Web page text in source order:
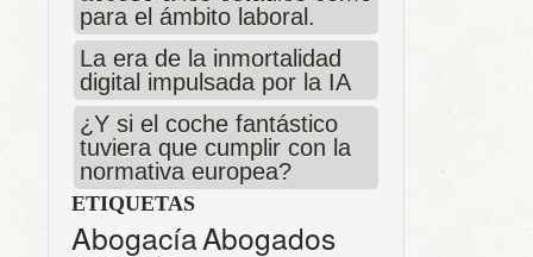
para el ámbito laboral.
La era de la inmortalidad
digital impulsada por la IA
¿Y si el coche fantástico
tuviera que cumplir con la
normativa europea?
ETIQUETAS
AbogacíaAbogados